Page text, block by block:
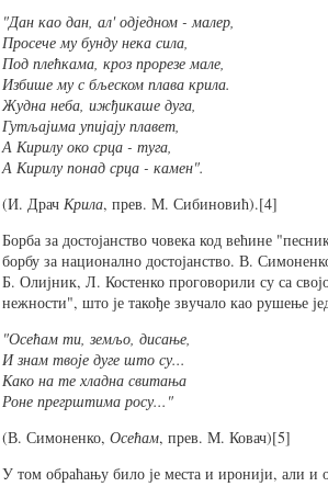
"Дан као дан, ал' одједном - малер,
Просече му бунду нека сила,
Под плећкама, кроз прорезе мале,
Избише му с бљеском плава крила.
Жудна неба, ижђикаше дуга,
Гутљајима упијају плавет,
А Кирилу око срца - туга,
А Кирилу понад срца - камен".
(И. Драч Крила, прев. М. Сибиновић).[4]
Борба за достојанство човека код већине
борбу за национално достојанство. В.
Б. Олијник, Л. Костенко проговорили су са
нежности", што је такође звучало као рушење
"Осећам ти, земљо, дисање,
И знам твоје дуге што су...
Како на те хладна свитања
Роне прегрштима росу..."
(В. Симоненко, Осећам, прев. М. Ковач)[5]
У том обраћању било је места и иронији, али и